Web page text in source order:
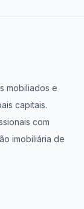
mobiliados e
capitais.
com
imobiliária de